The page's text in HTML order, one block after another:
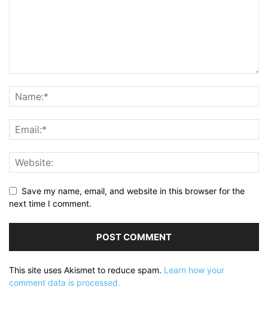
Save my name, email, and website in this browser for the
next time I comment.
This site uses Akismet to reduce spam. Learn how your
comment data is processed.